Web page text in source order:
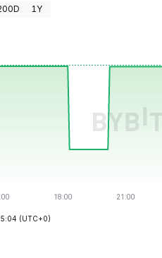
1Y
(UTC+0)